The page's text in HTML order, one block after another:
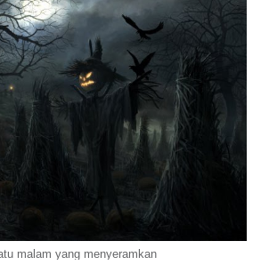
malam yang menyeramkan